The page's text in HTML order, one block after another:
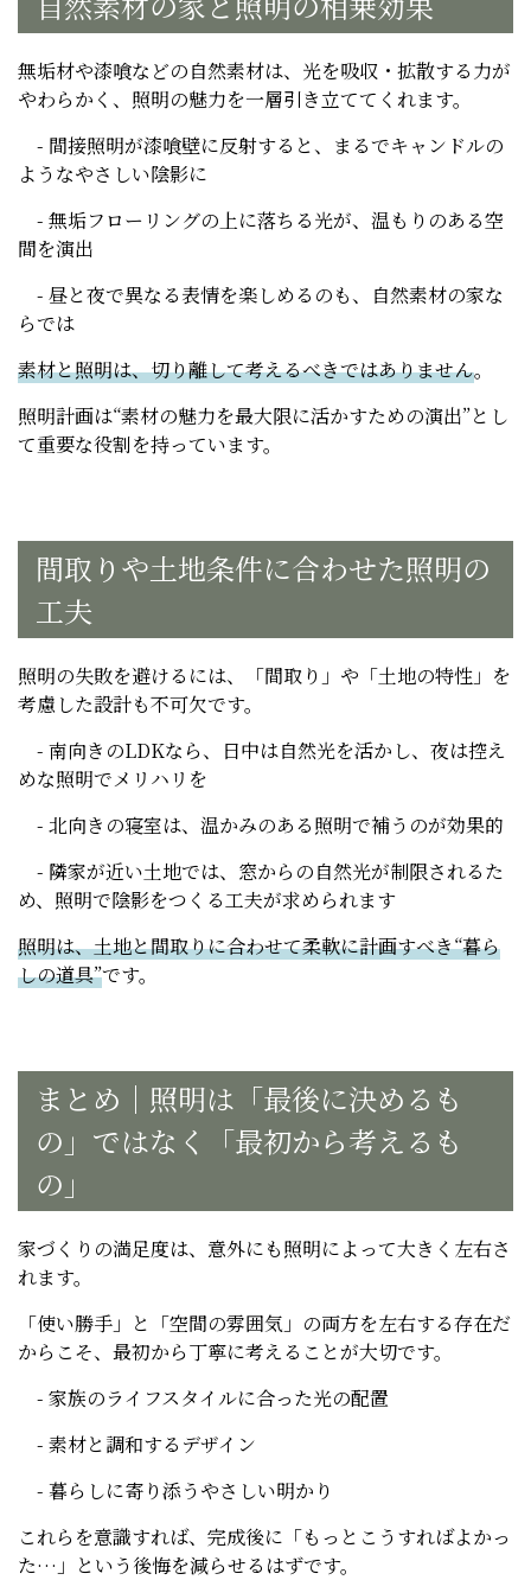
無垢材や漆喰などの自然素材は、光を吸収・拡散する力が
やわらかく、照明の魅力を一層引き立ててくれます。
- 間接照明が漆喰壁に反射すると、まるでキャンドルの
ようなやさしい陰影に
- 無垢フローリングの上に落ちる光が、温もりのある空
間を演出
- 昼と夜で異なる表情を楽しめるのも、自然素材の家な
らでは
素材と照明は、切り離して考えるべきではありません。
照明計画は“素材の魅力を最大限に活かすための演出”とし
て重要な役割を持っています。
間取りや土地条件に合わせた照明の
工夫
照明の失敗を避けるには、「間取り」や「土地の特性」を
考慮した設計も不可欠です。
- 南向きのLDKなら、日中は自然光を活かし、夜は控え
めな照明でメリハリを
- 北向きの寝室は、温かみのある照明で補うのが効果的
- 隣家が近い土地では、窓からの自然光が制限されるた
め、照明で陰影をつくる工夫が求められます
照明は、土地と間取りに合わせて柔軟に計画すべき“暮ら
しの道具”です。
まとめ｜照明は「最後に決めるも
の」ではなく「最初から考えるも
の」
家づくりの満足度は、意外にも照明によって大きく左右さ
れます。
「使い勝手」と「空間の雰囲気」の両方を左右する存在だ
からこそ、最初から丁寧に考えることが大切です。
- 家族のライフスタイルに合った光の配置
- 素材と調和するデザイン
- 暮らしに寄り添うやさしい明かり
これらを意識すれば、完成後に「もっとこうすればよかっ
た…」という後悔を減らせるはずです。